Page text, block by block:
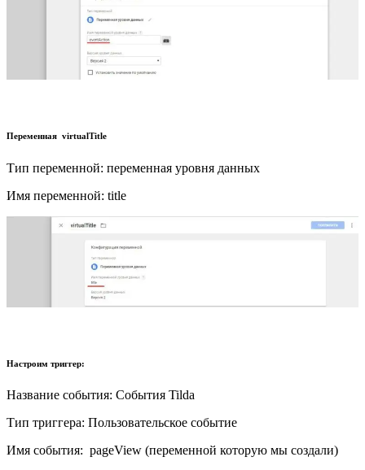
Переменная virtualTitle
Тип переменной: переменная уровня данных
Имя переменной: title
Настроим триггер:
Название события: События Tilda
Тип триггера: Пользовательское событие
Имя события: pageView (переменной которую мы создали)